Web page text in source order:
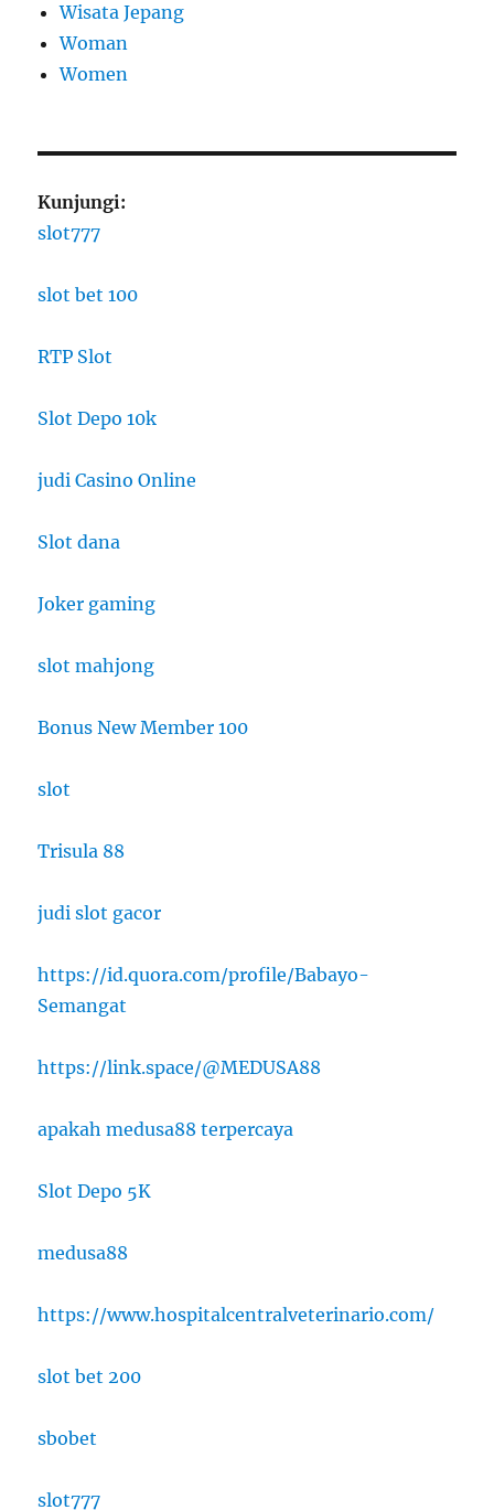
Wisata Jepang
Woman
Women
Kunjungi:
slot777
slot bet 100
RTP Slot
Slot Depo 10k
judi Casino Online
Slot dana
Joker gaming
slot mahjong
Bonus New Member 100
slot
Trisula 88
judi slot gacor
https://id.quora.com/profile/Babayo-
Semangat
https://link.space/@MEDUSA88
apakah medusa88 terpercaya
Slot Depo 5K
medusa88
https://www.hospitalcentralveterinario.com/
slot bet 200
sbobet
slot777